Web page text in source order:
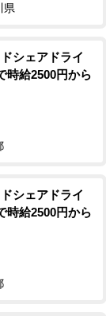
県
シェアドライ
時給2500円から
シェアドライ
時給2500円から